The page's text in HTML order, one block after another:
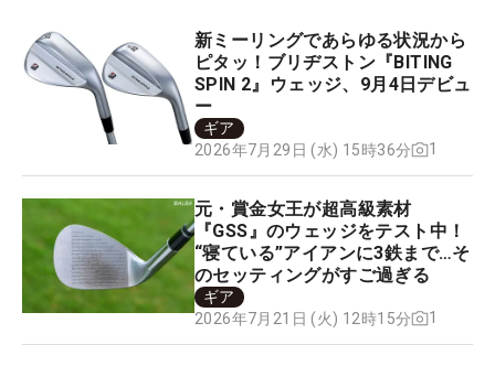
新ミーリングであらゆる状況から
ピタッ！ブリヂストン『BITING
SPIN 2』ウェッジ、9月4日デビュ
ー
ギア
2026年7月29日 (水) 15時36分
1
元・賞金女王が超高級素材
『GSS』のウェッジをテスト中！
“寝ている”アイアンに3鉄まで…そ
のセッティングがすご過ぎる
ギア
2026年7月21日 (火) 12時15分
1